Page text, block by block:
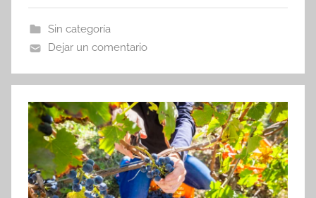
b
o
o
k
A
p
p
tir
Sin categoría
Dejar un comentario